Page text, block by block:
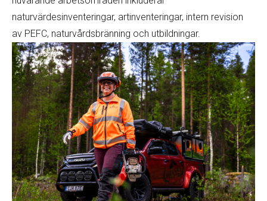
naturvärdesinventeringar, artinventeringar, intern revision
av PEFC, naturvårdsbränning och utbildningar.